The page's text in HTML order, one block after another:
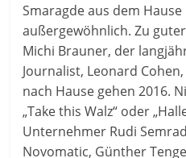
Smaragde aus dem
außergewöhnlich. Zu
Michi Brauner, der
Journalist, Leonard
nach Hause gehen 2016.
„Take this Walz“ oder
Unternehmer Rudi
Novomatic, Günther